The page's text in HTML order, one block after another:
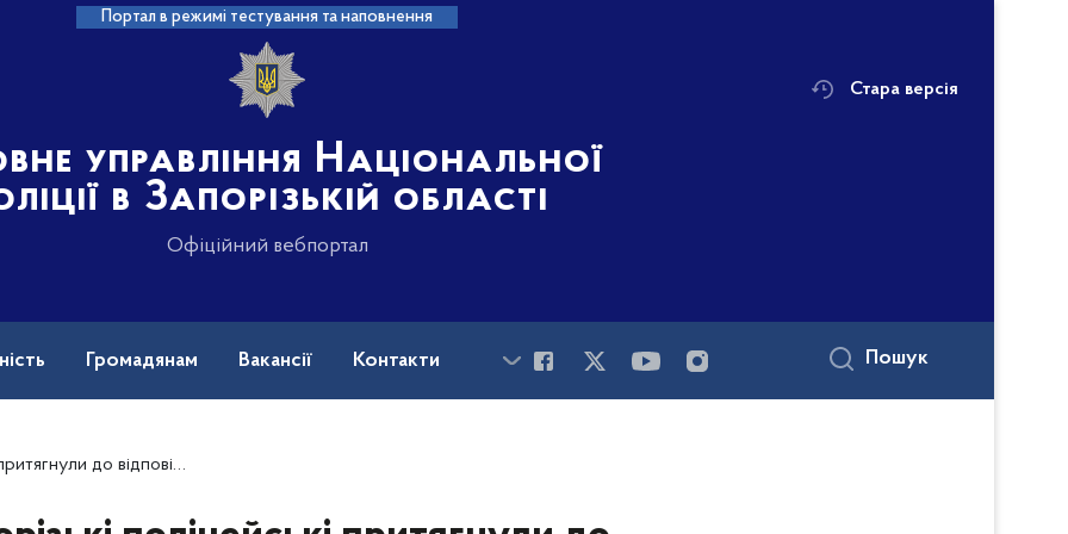
Портал в режимі тестування та наповнення
управління Національної
в Запорізькій області
Офіційний вебпортал
Стара версія
Громадянам Вакансії Контакти Пошук
на центральному проспекті пошкодив державну символіку